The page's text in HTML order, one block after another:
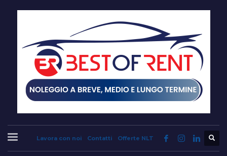
Lavora con noi Contatti Offerte NLT